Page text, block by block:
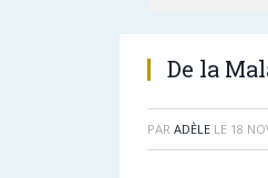
De la
PAR ADÈLE LE 18